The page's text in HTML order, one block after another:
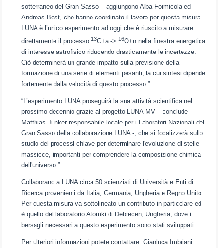
sotterraneo del Gran Sasso – aggiungono Alba Formicola ed
Andreas Best, che hanno coordinato il lavoro per questa misura –
LUNA è l’unico esperimento ad oggi che è riuscito a misurare
direttamente il processo13C+a ->16O+n nella finestra energetica
di interesse astrofisico riducendo drasticamente le incertezze.
Ciò determinerà un grande impatto sulla previsione della
formazione di una serie di elementi pesanti, la cui sintesi dipende
fortemente dalla velocità di questo processo.”
“L’esperimento LUNA proseguirà la sua attività scientifica nel
prossimo decennio grazie al progetto LUNA-MV – conclude
Matthias Junker responsabile locale per i Laboratori Nazionali del
Gran Sasso della collaborazione LUNA -, che si focalizzerà sullo
studio dei processi chiave per determinare l'evoluzione di stelle
massicce, importanti per comprendere la composizione chimica
dell'universo.”
Collaborano a LUNA circa 50 scienziati di Università e Enti di
Ricerca provenienti da Italia, Germania, Ungheria e Regno Unito.
Per questa misura va sottolineato un contributo in particolare ed
è quello del laboratorio Atomki di Debrecen, Ungheria, dove i
bersagli necessari a questo esperimento sono stati sviluppati.
Per ulteriori informazioni potete contattare: Gianluca Imbriani